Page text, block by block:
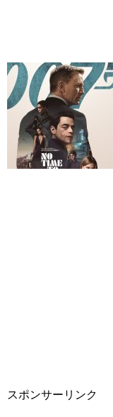
スポンサーリンク